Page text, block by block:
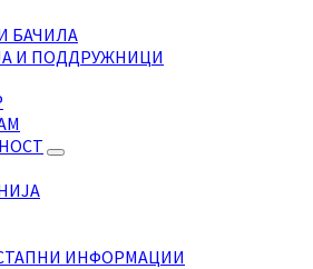
БАЧИЛА
И ПОДДРУЖНИЦИ
ИНФОРМАЦИИ